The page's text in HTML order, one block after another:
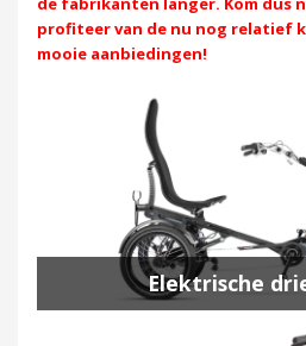
profiteer van de nu nog relatief
mooie aanbiedingen!
Elektrische